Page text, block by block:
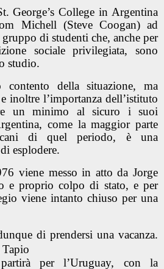
George’s College in Argentina
Michell (Steve Coogan) ad
di studenti che, anche per
sociale privilegiata, sono
studio.
della situazione, ma
inoltre l’importanza dell’istituto
un minimo al sicuro i suoi
come la maggior parte
di quel periodo, è una
esplodere.
viene messo in atto da Jorge
e proprio colpo di stato, e per
viene intanto chiuso per una
di prendersi una vacanza.
Tapio
per l’Uruguay, con la